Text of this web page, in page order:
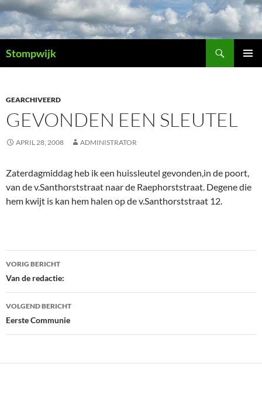
Ga
naar
de
inhoud
Stompwijk
GEARCHIVEERD
GEVONDEN EEN SLEUTEL
APRIL 28, 2008 ADMINISTRATOR
Zaterdagmiddag heb ik een huissleutel gevonden,in de poort,
van de v.Santhorststraat naar de Raephorststraat. Degene die
hem kwijt is kan hem halen op de v.Santhorststraat 12.
Bericht
navigatie
VORIG BERICHT
Van de redactie:
VOLGEND BERICHT
Eerste Communie